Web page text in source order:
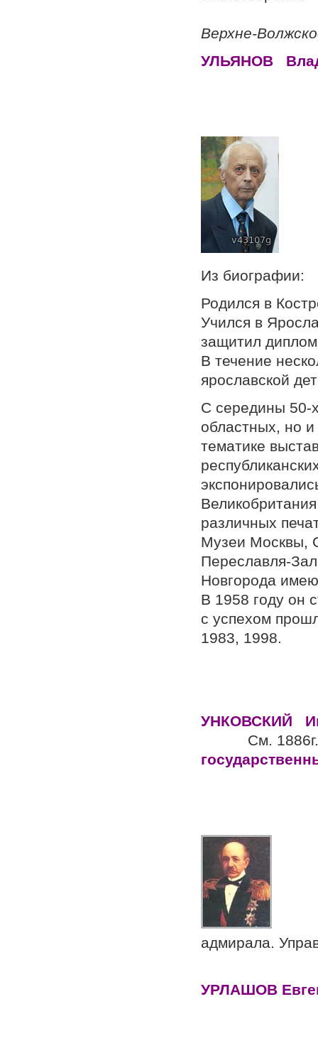
Верхне-
УЛЬЯНОВ
Из биографии:
Родился в
Учился в
защитил
В течение
ярославской
С середины 50-
областных, но
тематике
различных
Музеи Москвы,
Переславля-
Новгорода
В 1958 году он
с успехом
1983, 1998.
УНКОВСКИЙ
См.
адмирала.
УРЛАШОВ